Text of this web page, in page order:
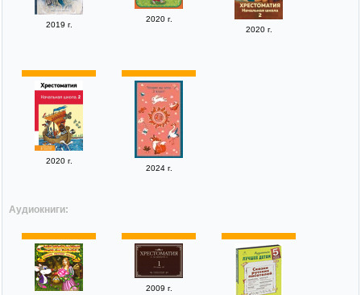
2019 г.
2020 г.
2020 г.
2020 г.
2024 г.
Аудиокниги:
2009 г.